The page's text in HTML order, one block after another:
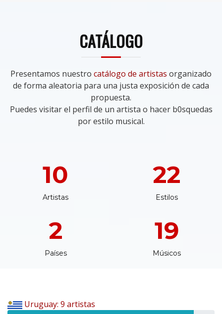
CATÁLOGO
Presentamos nuestro catálogo de artistas organizado
de forma aleatoria para una justa exposición de cada
propuesta.
Puedes visitar el perfil de un artista o hacer b0squedas
por estilo musical.
10
Artistas
22
Estilos
2
Países
19
Músicos
Uruguay: 9 artistas